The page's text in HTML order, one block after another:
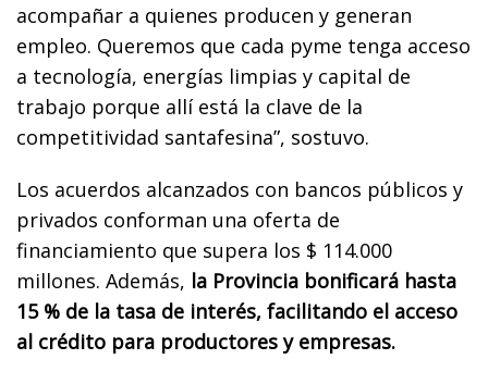
acompañar a quienes producen y generan
empleo. Queremos que cada pyme tenga acceso
a tecnología, energías limpias y capital de
trabajo porque allí está la clave de la
competitividad santafesina”, sostuvo.
Los acuerdos alcanzados con bancos públicos y
privados conforman una oferta de
financiamiento que supera los $ 114.000
millones. Además, la Provincia bonificará hasta
15 % de la tasa de interés, facilitando el acceso
al crédito para productores y empresas.